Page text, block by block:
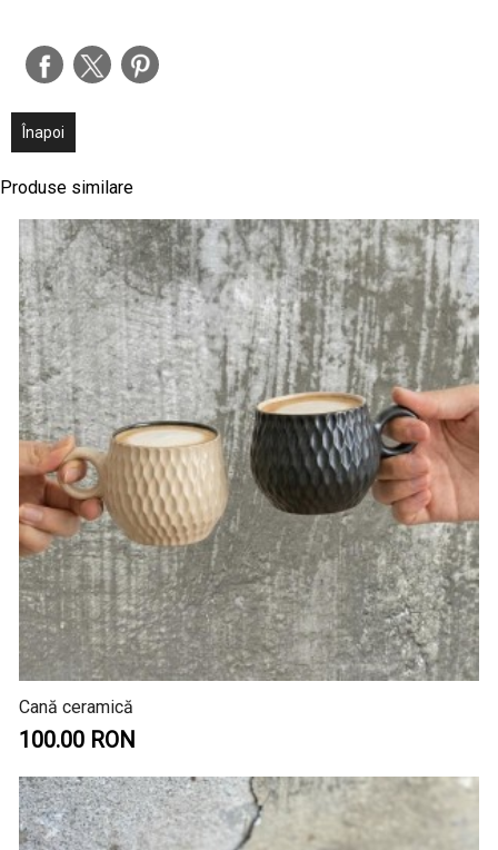
Înapoi
Produse similare
Cană ceramică
100.00 RON